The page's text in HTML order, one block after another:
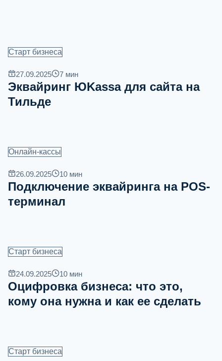
Старт бизнеса
27.09.2025 7 мин
Эквайринг ЮKassa для сайта на
Тильде
Онлайн-кассы
26.09.2025 10 мин
Подключение эквайринга на POS-
терминал
Старт бизнеса
24.09.2025 10 мин
Оцифровка бизнеса: что это,
кому она нужна и как ее сделать
Старт бизнеса